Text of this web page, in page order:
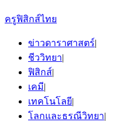
ครูฟิสิกส์ไทย
ข่าวดาราศาสตร์|
ชีววิทยา|
ฟิสิกส์|
เคมี|
เทคโนโลยี|
โลกและธรณีวิทยา|